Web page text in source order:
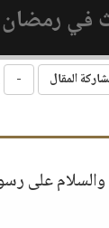
في رمضان
المقال -
والسلام على